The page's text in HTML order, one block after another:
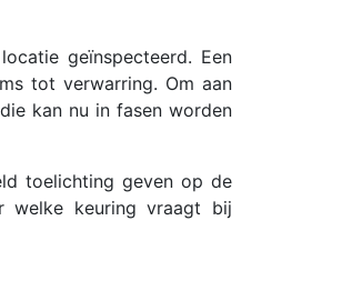
geïnspecteerd. Een
tot verwarring. Om aan
kan nu in fasen worden
toelichting geven op de
welke keuring vraagt bij